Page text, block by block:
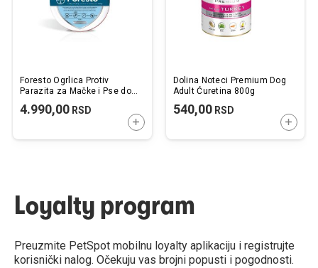
Foresto Ogrlica Protiv
Parazita za Mačke i Pse do
4.990,00 RSD
DODAJTE U KORPU
Dolina Noteci Premium Dog
Adult Ćuretina 800g
540,00RSD
Loyalty program
Preuzmite PetSpot mobilnu loyalty aplikaciju i registrujte
korisnički nalog. Očekuju vas brojni popusti i pogodnosti.